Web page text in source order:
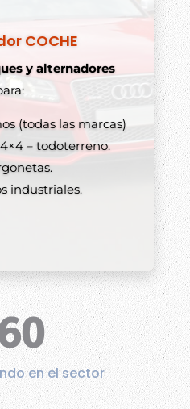
COCHE
y alternadores
(todas las marcas)
– todoterreno.
industriales.
en el sector